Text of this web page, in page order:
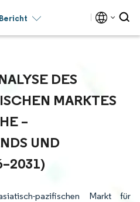
DES A
MARKTES F
– W
UND P
pazifischen Markt für